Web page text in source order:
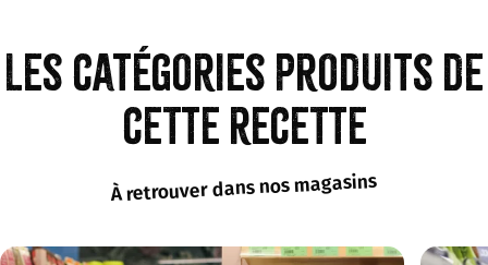
Les catégories produits de
cette recette
À retrouver dans nos magasins